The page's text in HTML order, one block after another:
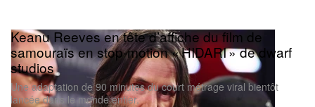
Keanu Reeves en tête d’affiche du film de
samouraïs en stop‑motion « HIDARI » de dwarf
studios
Une adaptation de 90 minutes du court métrage viral bientôt
lancée dans le monde entier.